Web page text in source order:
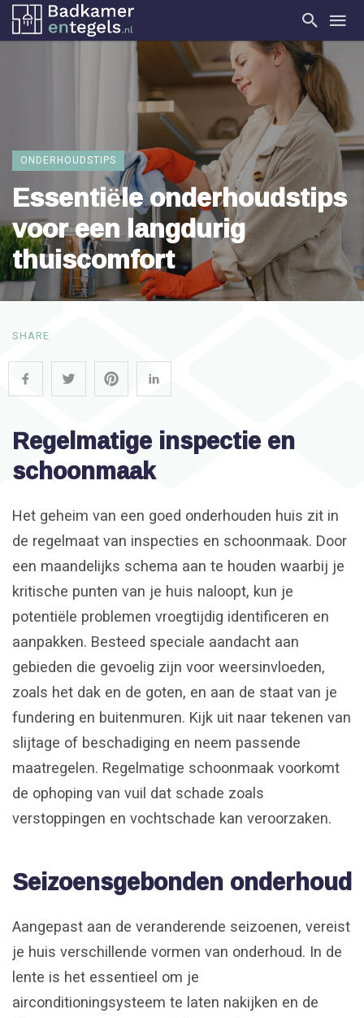
ONDERHOUDSTIPS
Essentiële onderhoudstips
voor een langdurig
thuiscomfort
SHARE
Regelmatige inspectie en
schoonmaak
Het geheim van een goed onderhouden huis zit in
de regelmaat van inspecties en schoonmaak. Door
een maandelijks schema aan te houden waarbij je
kritische punten van je huis naloopt, kun je
potentiële problemen vroegtijdig identificeren en
aanpakken. Besteed speciale aandacht aan
gebieden die gevoelig zijn voor weersinvloeden,
zoals het dak en de goten, en aan de staat van je
fundering en buitenmuren. Kijk uit naar tekenen van
slijtage of beschadiging en neem passende
maatregelen. Regelmatige schoonmaak voorkomt
de ophoping van vuil dat schade zoals
verstoppingen en vochtschade kan veroorzaken.
Seizoensgebonden onderhoud
Aangepast aan de veranderende seizoenen, vereist
je huis verschillende vormen van onderhoud. In de
lente is het essentieel om je
airconditioningsysteem te laten nakijken en de